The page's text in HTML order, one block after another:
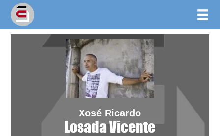
Xosé Ricardo
Losada Vicente